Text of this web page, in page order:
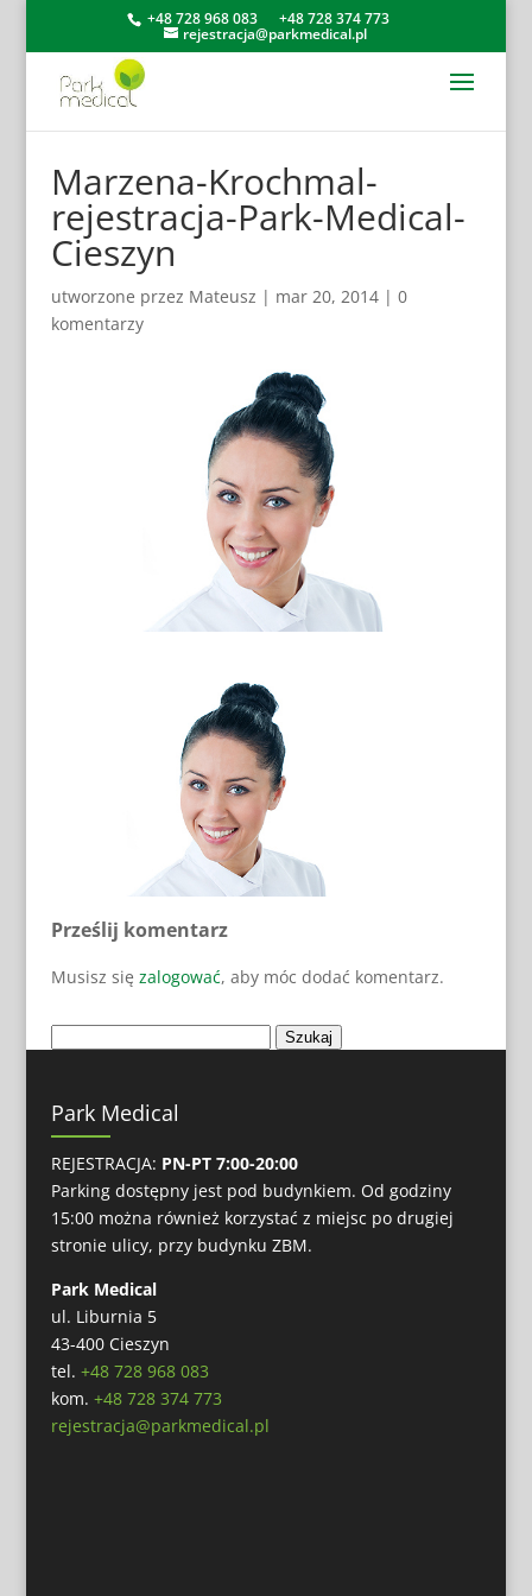
+48 728 968 083 +48 728 374 773
rejestracja@parkmedical.pl
Marzena-Krochmal-
rejestracja-Park-Medical-
Cieszyn
utworzone przez Mateusz | mar 20, 2014| 0
komentarzy
Prześlij komentarz
Musisz się zalogować, aby móc dodać komentarz.
Park Medical
REJESTRACJA: PN-PT 7:00-20:00
Parking dostępny jest pod budynkiem. Od godziny
15:00 można również korzystać z miejsc po drugiej
stronie ulicy, przy budynku ZBM.
Park Medical
ul. Liburnia 5
43-400 Cieszyn
tel. +48 728 968 083
kom. +48 728 374 773
rejestracja@parkmedical.pl